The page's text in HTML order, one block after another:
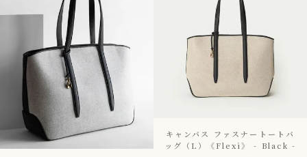
キャンバス ファスナートートバ
ッグ（L）《Flexi》 - Black -